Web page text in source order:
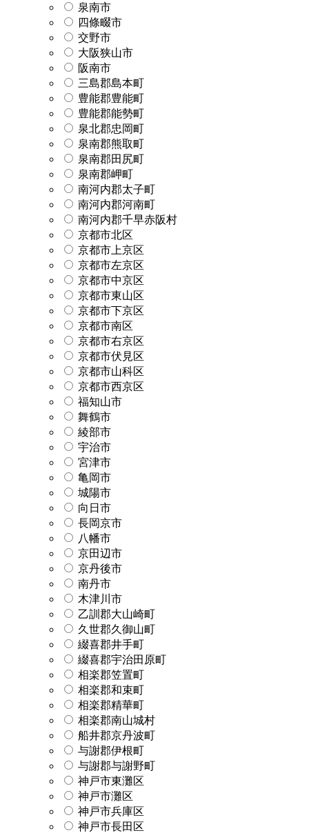
泉南市
四條畷市
交野市
大阪狭山市
阪南市
三島郡島本町
豊能郡豊能町
豊能郡能勢町
泉北郡忠岡町
泉南郡熊取町
泉南郡田尻町
泉南郡岬町
南河内郡太子町
南河内郡河南町
南河内郡千早赤阪村
京都市北区
京都市上京区
京都市左京区
京都市中京区
京都市東山区
京都市下京区
京都市南区
京都市右京区
京都市伏見区
京都市山科区
京都市西京区
福知山市
舞鶴市
綾部市
宇治市
宮津市
亀岡市
城陽市
向日市
長岡京市
八幡市
京田辺市
京丹後市
南丹市
木津川市
乙訓郡大山崎町
久世郡久御山町
綴喜郡井手町
綴喜郡宇治田原町
相楽郡笠置町
相楽郡和束町
相楽郡精華町
相楽郡南山城村
船井郡京丹波町
与謝郡伊根町
与謝郡与謝野町
神戸市東灘区
神戸市灘区
神戸市兵庫区
神戸市長田区